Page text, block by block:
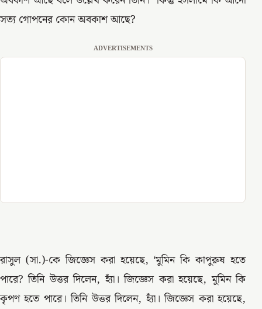
সত্য গোপনের কোন অবকাশ আছে?
ADVERTISEMENTS
রাসুল (সা.)-কে জিজ্ঞেস করা হয়েছে, ‘মুমিন কি কাপুরুষ হতে
পারে? তিনি উত্তর দিলেন, হ্যাঁ। জিজ্ঞেস করা হয়েছে, মুমিন কি
কৃপণ হতে পারে। তিনি উত্তর দিলেন, হ্যাঁ। জিজ্ঞেস করা হয়েছে,